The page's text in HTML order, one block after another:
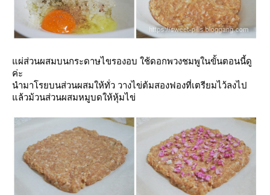
ผ่ส่วนผสมบนกระดาษไขรองอบ ใช้ดอกพวงชมพูในขั้นตอนนี้ดู
ค่ะ
นำมาโรยบนส่วนผสมให้ทั่ว วางไข่ต้มสองฟองที่เตรียมไว้ลงไป
ล้วม้วนส่วนผสมหมูบดให้หุ้มไข่